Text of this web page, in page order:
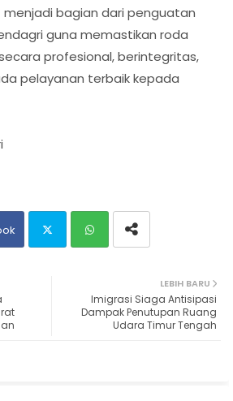
bagian dari penguatan
guna memastikan roda
profesional, berintegritas,
pelayanan terbaik kepada
ats
LEBIH BARU
Imigrasi Siaga Antisipasi
Dampak Penutupan Ruang
Udara Timur Tengah